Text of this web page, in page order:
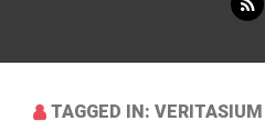
TAGGED IN: VERITASIUM